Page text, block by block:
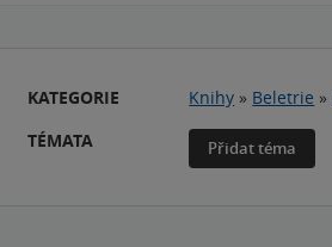
KATEGORIE Knihy » Beletrie »
TÉMATA
Přidat téma